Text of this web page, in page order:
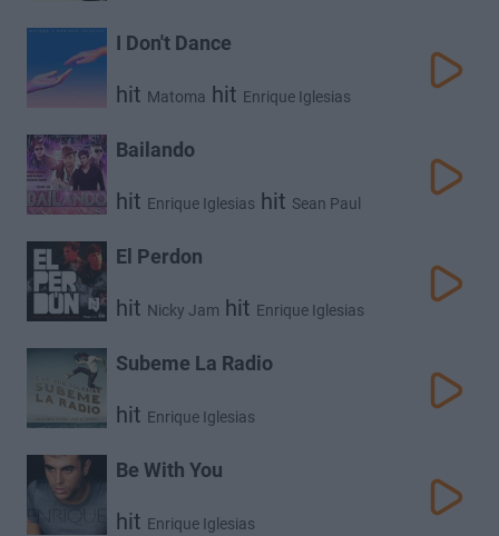
I Don't Dance
hit Matoma hit Enrique Iglesias
Bailando
hit Enrique Iglesias hit Sean Paul
El Perdon
hit Nicky Jam hit Enrique Iglesias
Subeme La Radio
hit Enrique Iglesias
Be With You
hit Enrique Iglesias